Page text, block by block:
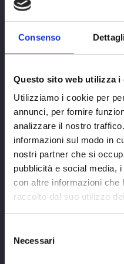
Consenso
Questo sito web utilizza i
Utilizziamo i cookie per
annunci, per fornire
analizzare il nostro
informazioni sul modo in
nostri partner che si
pubblicità e social media,
con altre informazioni che
raccolto dal suo utilizzo
delNecessari
ti permetterà di
attuale
associazione/
 Strategia
Pianificheremo
raggiungere i tuoi